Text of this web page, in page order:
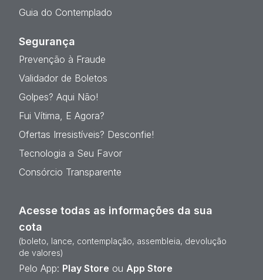
Guia do Contemplado
Segurança
Prevenção à Fraude
Validador de Boletos
Golpes? Aqui Não!
Fui Vítima, E Agora?
Ofertas Irresistíveis? Desconfie!
Tecnologia a Seu Favor
Consórcio Transparente
Acesse todas as informações da sua
cota
(boleto, lance, contemplação, assembleia, devolução
de valores)
Pelo App: Play Store ou App Store